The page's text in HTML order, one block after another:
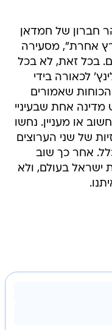
חברון של חמדאן
אחרת", מסעירה
בכל זאת, לא בכל
לכאורה בידי
שאמורים
אחת שבעיניי
או מעניין. נחשו
של שני הערוצים
הגיע בכלל. אחר כך שוב
ישראל בעולם, ולא